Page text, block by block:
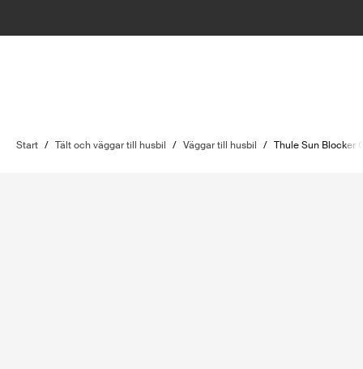
Start / Tält och väggar till husbil / Väggar till husbil / Thule Sun Blocker